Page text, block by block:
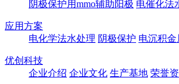
阴极保护用mmo辅助阳极 电催化法
应用方案
电化学法水处理 阴极保护 电沉积金
优创科技
企业介绍 企业文化 生产基地 荣誉